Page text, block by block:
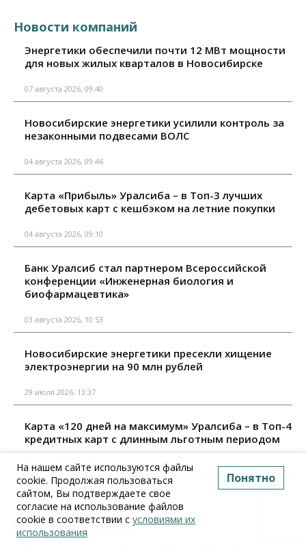
Новости компаний
Энергетики обеспечили почти 12 МВт мощности
для новых жилых кварталов в Новосибирске
07 августа 2026, 09:40
Новосибирские энергетики усилили контроль за
незаконными подвесами ВОЛС
04 августа 2026, 09:46
Карта «Прибыль» Уралсиба – в Топ-3 лучших
дебетовых карт с кешбэком на летние покупки
04 августа 2026, 09:10
Банк Уралсиб стал партнером Всероссийской
конференции «Инженерная биология и
биофармацевтика»
03 августа 2026, 10:53
Новосибирские энергетики пресекли хищение
электроэнергии на 90 млн рублей
29 июля 2026, 13:37
Карта «120 дней на максимум» Уралсиба – в Топ-4
кредитных карт с длинным льготным периодом
29 июля 2026, 09:10
Все материалы
Бизнес календарь
На нашем сайте используются файлы
cookie. Продолжая пользоваться
сайтом, Вы подтверждаете свое
согласие на использование файлов
cookie в соответствии с условиями их
использования
Понятно